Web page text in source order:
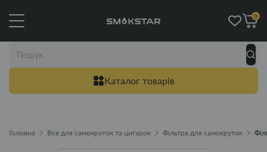
Каталог товарів
0
Головна Все для самокруток та цигарок Фільтра для самокруток